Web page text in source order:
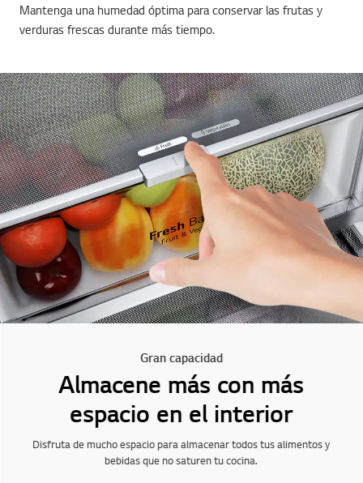
Mantenga una humedad óptima para conservar las frutas y
verduras frescas durante más tiempo.
Gran capacidad
Almacene más con más
espacio en el interior
Disfruta de mucho espacio para almacenar todos tus alimentos y
bebidas que no saturen tu cocina.